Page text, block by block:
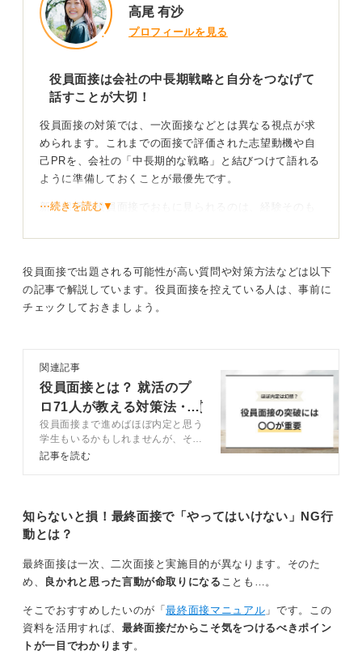
高尾 有沙
プロフィールを見る
役員面接は会社の中長期戦略と自分をつなげて
話すことが大切！
役員面接の対策では、一次面接などとは異なる視点が求
められます。これまでの面接で評価された志望動機や自
己PRを、会社の「中長期的な戦略」と結びつけて語れる
ように準備しておくことが最優先です。
新卒採用の役員面接でおもに見られるのは、経験そのも
や、会社の「カルチャー・ミッション」との親和性でし
役員は会社の未来を見据えて採用活動をおこなっている
ため、候補者が将来どのように成長し、会社に貢献して
逆質問も有効活用！ 相手の人柄に触れる質問で印象
を残そう
そのポテンシャルを効果的に示すために、自身の強みや
専門性を、会社のミッションやバリューと絡めて60秒程
（KPI）」を用いて、その成果を別の環境でも再現でき
る「プロセス」とセットで提示すると、説得力が格段に
最後に、面接の締めくくりとなる逆質問では、「〇〇様
か？」といった、相手の人柄や価値観に触れる質問をす
ると、単なる情報収集に留まらず、信頼関係の構築にも
つながり、良い印象を残すことができるでしょう。
⋯続きを読む▼
役員面接で出題される可能性が高い質問や対策方法などは以下
の記事で解説しています。役員面接を控えている人は、事前に
チェックしておきましょう。
関連記事
役員面接とは？ 就活のプ
ロ71人が教える対策法・質
問例・合格基準
役員面接まで進めばほぼ内定と思う
学生もいるかもしれませんが、そん
なことはありません。役員面接でも
でよく聞かれる質問と回答例、対策
法を解説します。
記事を読む
知らないと損！最終面接で「やってはいけない」NG行
動とは？
最終面接は一次、二次面接と実施目的が異なります。そのた
め、
良かれと思った言動が命取りになる ことも…。
そこでおすすめしたいのが「最終面接マニュアル 」です。この
資料を活用すれば、 最終面接だからこそ気をつけるべきポイン
トが一目でわかります。